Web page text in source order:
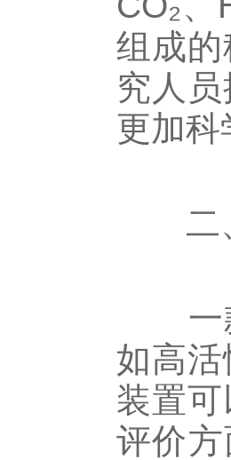
组成
究人
更加科
二、
一款
如高
装置
评价